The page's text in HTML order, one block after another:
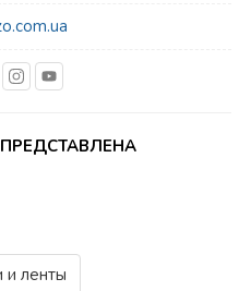
и ленты